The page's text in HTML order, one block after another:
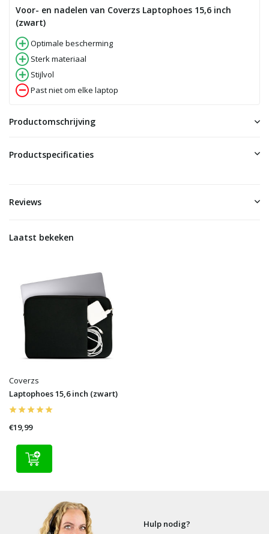
Voor- en nadelen van Coverzs Laptophoes 15,6 inch
(zwart)
Optimale bescherming
Sterk materiaal
Stijlvol
Past niet om elke laptop
Productomschrijving
Productspecificaties
Reviews
Laatst bekeken
Coverzs
Laptophoes 15,6 inch (zwart)
€19,99
Hulp nodig?